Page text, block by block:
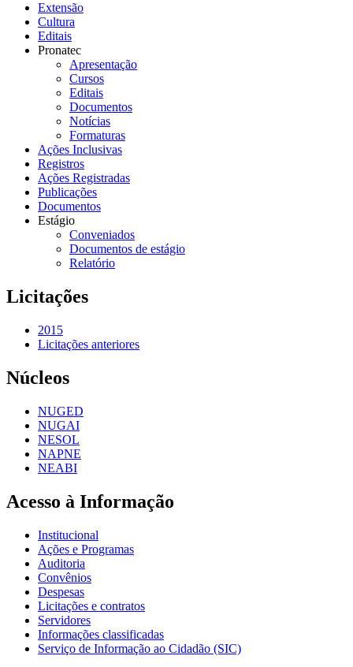
Extensão
Cultura
Editais
Pronatec
Apresentação
Cursos
Editais
Documentos
Notícias
Formaturas
Ações Inclusivas
Registros
Ações Registradas
Publicações
Documentos
Estágio
Conveniados
Documentos de estágio
Relatório
Licitações
2015
Licitações anteriores
Núcleos
NUGED
NUGAI
NESOL
NAPNE
NEABI
Acesso à Informação
Institucional
Ações e Programas
Auditoria
Convênios
Despesas
Licitações e contratos
Servidores
Informações classificadas
Serviço de Informação ao Cidadão (SIC)